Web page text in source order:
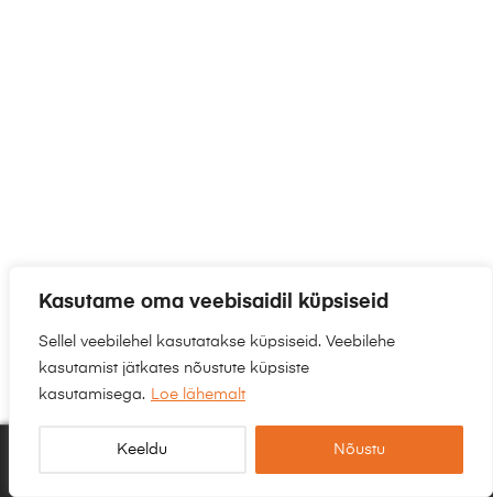
Kasutame oma veebisaidil küpsiseid
Sellel veebilehel kasutatakse küpsiseid. Veebilehe
kasutamist jätkates nõustute küpsiste
kasutamisega. Loe lähemalt
Keeldu Nõustu